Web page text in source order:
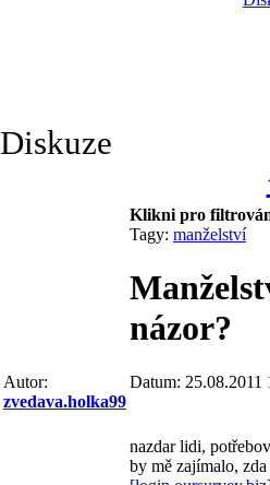
Diskuze
Autor:
zvedava.holka99
Klikni pro
Tagy: manželství
názor?
Datum: 25.08.2011
nazdar lidi,
by mě zajímalo,